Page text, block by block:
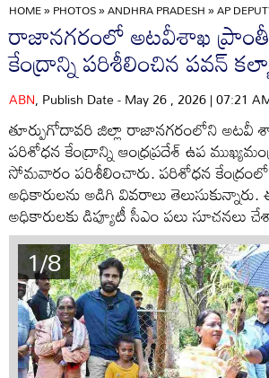
HOME»PHOTOS»ANDHRA PRADESH»AP
రాజానగరంలో అటవీశాఖ
కేంద్రాన్ని పరిశీలించిన పవన్
ABN, Publish Date - May 26 , 2026 | 07:21
తూర్పుగోదావరి జిల్లా రాజానగరంలోని అటవీ
పరిశోధన కేంద్రాన్ని ఆంధ్రప్రదేశ్ ఉప
సోమవారం పరిశీలించారు. పరిశోధన
అధికారులను అడిగి వివరాలు
అధికారులకు డిప్యూటీ సీఎం పలు సూచనలు
1/8